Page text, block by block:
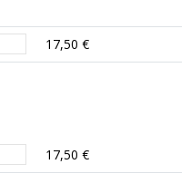
17,50 €
17,50 €